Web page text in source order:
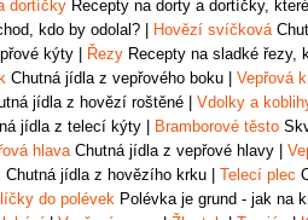
dortíčky Recepty na dorty a dortíčky,
kdo by odolal? Hovězí svíčková
kýty Řezy Recepty na sladké řezy,
Chutná jídla z vepřového boku Vepřová
jídla z hovězí roštěné Vdolky a
jídla z telecí kýty Bramborové těsto
hlava Chutná jídla z vepřové hlavy
Chutná jídla z hovězího krku Telecí plec
do polévek Polévka je grund - jak na